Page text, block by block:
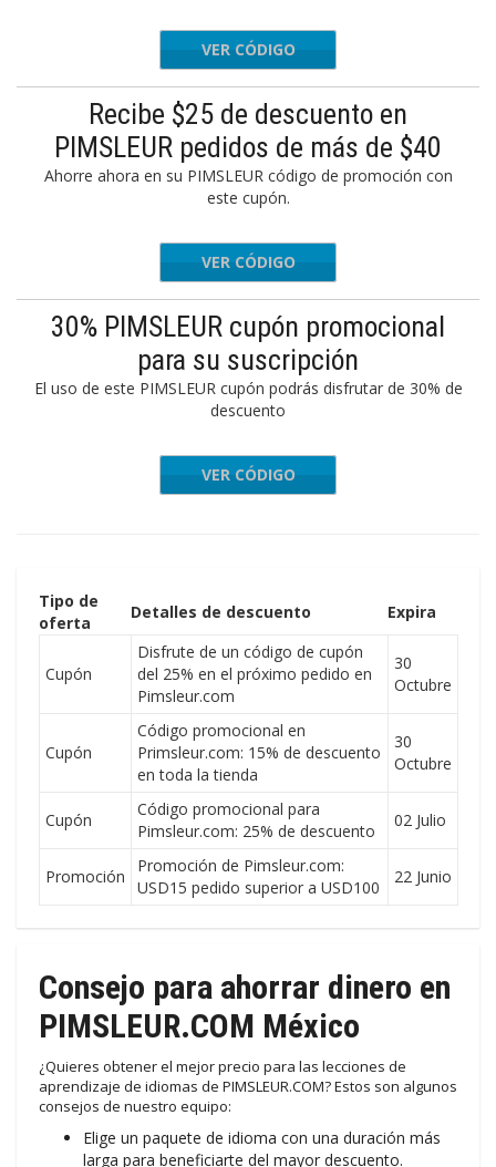
MLK20
VER CÓDIGO
Recibe $25 de descuento en
PIMSLEUR pedidos de más de $40
Ahorre ahora en su PIMSLEUR código de promoción con
este cupón.
HULEDET
VER CÓDIGO
30% PIMSLEUR cupón promocional
para su suscripción
El uso de este PIMSLEUR cupón podrás disfrutar de 30% de
descuento
RAVEL18
VER CÓDIGO
Tipo de
oferta
Detalles de descuento Expira
Cupón
Disfrute de un código de cupón
del 25% en el próximo pedido en
Pimsleur.com
30
Octubre
Cupón
Código promocional en
Primsleur.com: 15% de descuento
en toda la tienda
30
Octubre
Cupón
Código promocional para
Pimsleur.com: 25% de descuento
02 Julio
Promoción
Promoción de Pimsleur.com:
USD15 pedido superior a USD100
22 Junio
Consejo para ahorrar dinero en
PIMSLEUR.COM México
¿Quieres obtener el mejor precio para las lecciones de
aprendizaje de idiomas de PIMSLEUR.COM? Estos son algunos
consejos de nuestro equipo:
Elige un paquete de idioma con una duración más
larga para beneficiarte del mayor descuento.